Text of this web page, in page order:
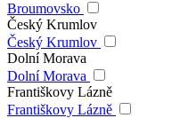
Broumovsko
Český Krumlov
Český Krumlov
Dolní Morava
Dolní Morava
Františkovy Lázně
Františkovy Lázně